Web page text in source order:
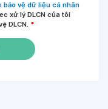
bảo vệ dữ liệu cá nhân
xử lý DLCN của tôi
DLCN. *